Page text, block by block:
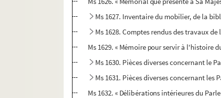
Ms 1627. Inventaire du mobilier, de la
Ms 1628. Comptes rendus des travaux
Ms 1629. « Mémoire pour servir à l'histoire
Ms 1630. Pièces diverses concernant le
Ms 1631. Pièces diverses concernant les
Ms 1632. « Délibérations intérieures du